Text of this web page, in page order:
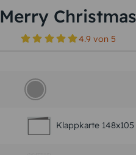
Merry Christmas
4.9 von 5
Klappkarte